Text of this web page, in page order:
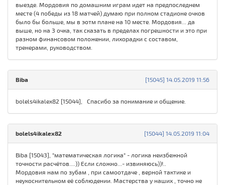
выезде. Мордовия по домашним играм идет на предпоследнем
месте (4 победы из 18 матчей) думаю при полном стадионе очков
было бы больше, мы в эотм плане на 10 месте. Мордовия... да
выше, но на 3 очка, так сказать в пределах погрешности и это при
разном финансовом положении, лихорадки с составом,
тренерами, руководством.
[15045] 14.05.2019 11:56
Biba
bolels4ikalex82 [15044], Спасибо за понимание и общение.
[15044] 14.05.2019 11:04
bolels4ikalex82
Biba [15043], "математическая логика" - логика неизбежной
точности расчётов....)) Если сложно...- извиняюсь))!..
Мордовия нам по зубам , при самоотдаче , верной тактике и
неукоснительном её соблюдении. Мастерства у наших , точно не